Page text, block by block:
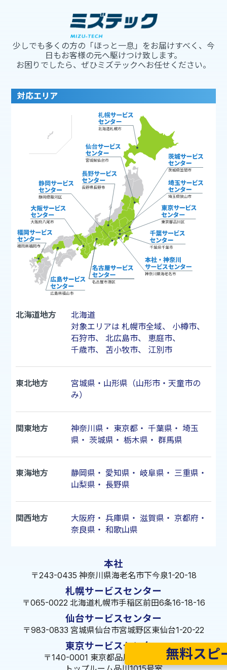
少しでも多くの方の「ほっと一息」をお届けすべく、今
日もお客様の元へ駆けつけ致します。
お困りでしたら、ぜひミズテックへお任せください。
対応エリア
北海道地方
北海道
対象エリアは 札幌市全域、 小樽市、
石狩市、 北広島市、 恵庭市、
千歳市、 苫小牧市、 江別市
東北地方
宮城県・山形県（山形市・天童市の
み）
関東地方 神奈川県 ・ 東京都・ 千葉県 ・ 埼玉
県 ・ 茨城県 ・ 栃木県 ・ 群馬県
東海地方 静岡県 ・ 愛知県 ・ 岐阜県 ・ 三重県 ・
山梨県 ・ 長野県
関西地方 大阪府 ・ 兵庫県 ・ 滋賀県 ・ 京都府 ・
奈良県 ・ 和歌山県
本社
〒243-0435 神奈川県海老名市下今泉1-20-18
札幌サービスセンター
〒065-0022 北海道札幌市手稲区前田6条16-18-16
仙台サービスセンター
〒983-0833 宮城県仙台市宮城野区東仙台1-20-22
東京サービスセンター
〒140-0001 東京都品川区北品川1-9-7無料スピ